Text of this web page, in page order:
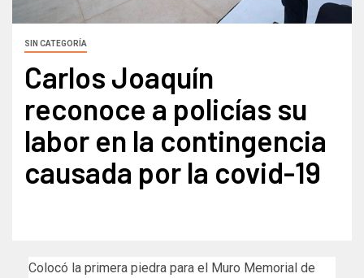
SIN CATEGORÍA
Carlos Joaquín
reconoce a policías su
labor en la contingencia
causada por la covid-19
Colocó la primera piedra para el Muro Memorial de